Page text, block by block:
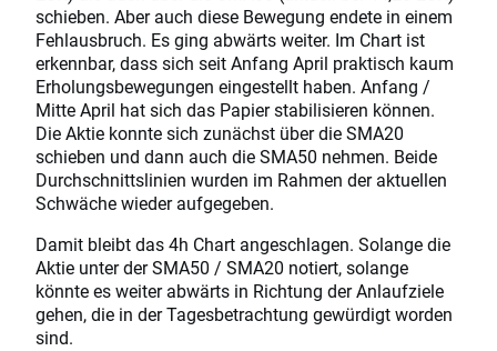
schieben. Aber auch diese Bewegung endete in einem
Fehlausbruch. Es ging abwärts weiter. Im Chart ist
erkennbar, dass sich seit Anfang April praktisch kaum
Erholungsbewegungen eingestellt haben. Anfang /
Mitte April hat sich das Papier stabilisieren können.
Die Aktie konnte sich zunächst über die SMA20
schieben und dann auch die SMA50 nehmen. Beide
Durchschnittslinien wurden im Rahmen der aktuellen
Schwäche wieder aufgegeben.
Damit bleibt das 4h Chart angeschlagen. Solange die
Aktie unter der SMA50 / SMA20 notiert, solange
könnte es weiter abwärts in Richtung der Anlaufziele
gehen, die in der Tagesbetrachtung gewürdigt worden
sind.